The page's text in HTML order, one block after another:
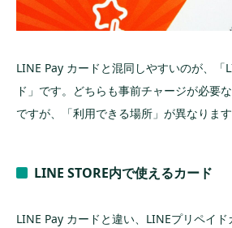
LINE Pay カードと混同しやすいのが、「
ド」です。どちらも事前チャージが必要
ですが、「利用できる場所」が異なります
LINE STORE内で使えるカード
LINE Pay カードと違い、LINEプリペイ